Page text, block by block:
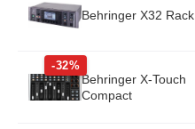
Behringer X32 Rack
-32%
Behringer X-Touch
Compact